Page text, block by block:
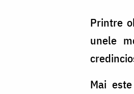
Printre
unele
Mai